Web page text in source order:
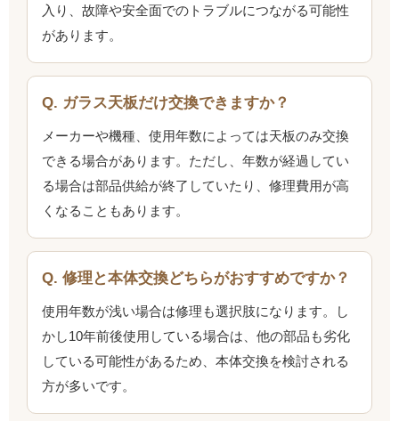
入り、故障や安全面でのトラブルにつながる可能性
があります。
Q. ガラス天板だけ交換できますか？
メーカーや機種、使用年数によっては天板のみ交換
できる場合があります。ただし、年数が経過してい
る場合は部品供給が終了していたり、修理費用が高
くなることもあります。
Q. 修理と本体交換どちらがおすすめですか？
使用年数が浅い場合は修理も選択肢になります。し
かし10年前後使用している場合は、他の部品も劣化
している可能性があるため、本体交換を検討される
方が多いです。